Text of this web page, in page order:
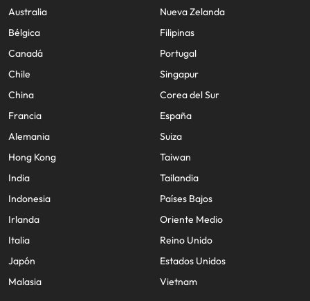
Australia
Bélgica
Canadá
Chile
China
Francia
Alemania
Hong Kong
India
Indonesia
Irlanda
Italia
Japón
Malasia
Nueva Zelanda
Filipinas
Portugal
Singapur
Corea del Sur
España
Suiza
Taiwan
Tailandia
Países Bajos
Oriente Medio
Reino Unido
Estados Unidos
Vietnam